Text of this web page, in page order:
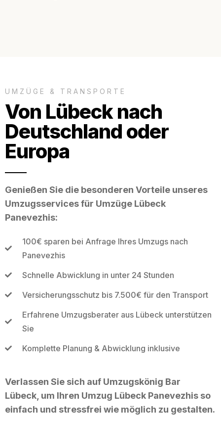
UMZÜGE & TRANSPORTE
Von Lübeck nach
Deutschland oder
Europa
Genießen Sie die besonderen Vorteile unseres
Umzugsservices für Umzüge Lübeck
Panevezhis:
100€ sparen bei Anfrage Ihres Umzugs nach
Panevezhis
Schnelle Abwicklung in unter 24 Stunden
Versicherungsschutz bis 7.500€ für den Transport
Erfahrene Umzugsberater aus Lübeck unterstützen
Sie
Komplette Planung & Abwicklung inklusive
Verlassen Sie sich auf Umzugskönig Bar
Lübeck, um Ihren Umzug Lübeck Panevezhis so
einfach und stressfrei wie möglich zu gestalten.